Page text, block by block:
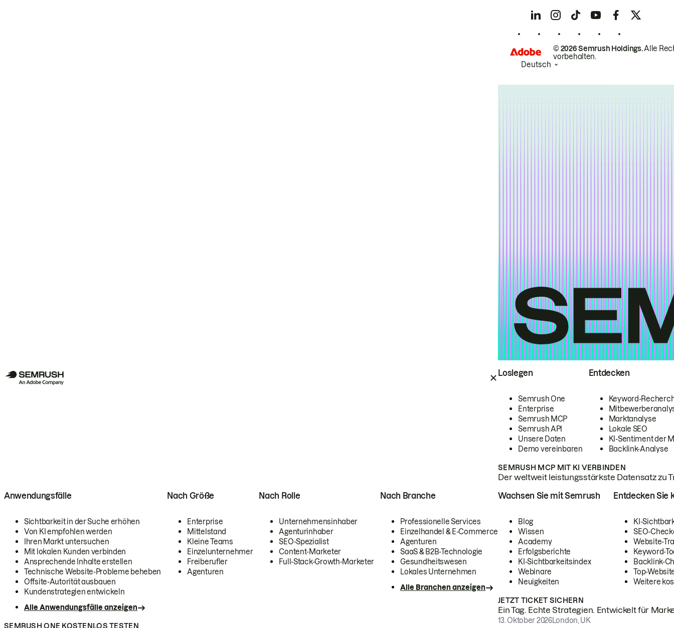
Loslegen
Semrush One
Enterprise
Semrush MCP
Semrush API
Unsere Daten
Demo vereinbaren
Entdecken
Keyword-
Marktanalyse
Lokale SEO
KI-Sentiment der
Backlink-Analyse
SEMRUSH MCP MIT KI VERBINDEN
Der weltweit leistungsstärkste Datensatz zu
Anwendungsfälle
Sichtbarkeit in der Suche erhöhen
Von KI empfohlen werden
Ihren Markt untersuchen
Mit lokalen Kunden verbinden
Ansprechende Inhalte erstellen
Technische Website-Probleme beheben
Offsite-Autorität ausbauen
Kundenstrategien entwickeln
Alle Anwendungsfälle anzeigen
Nach Größe
Enterprise
Mittelstand
Kleine Teams
Einzelunternehmer
Freiberufler
Agenturen
Nach Rolle
Unternehmensinhaber
Agenturinhaber
SEO-Spezialist
Content-Marketer
Full-Stack-Growth-Marketer
Nach Branche
Professionelle Services
Einzelhandel & E-Commerce
Agenturen
SaaS & B2B-Technologie
Gesundheitswesen
Lokales Unternehmen
Alle Branchen anzeigen
SEMRUSH ONE KOSTENLOS TESTEN
Wachsen Sie mit Semrush
Blog
Wissen
Academy
Erfolgsberichte
KI-Sichtbarkeitsindex
Webinare
Neuigkeiten
Entdecken Sie
KI-
SEO-
Website-
Keyword-
Backlink-
Top-
Weitere
JETZT TICKET SICHERN
Ein Tag. Echte Strategien. Entwickelt für
13. Oktober 2026London, UK
© 2026 Semrush Holdings.Alle
vorbehalten.
Deutsch